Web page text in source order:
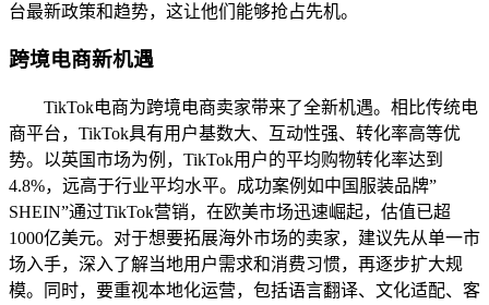
台最新政策和趋势，这让他们能够抢占先机。
跨境电商新机遇
TikTok电商为跨境电商卖家带来了全新机遇。相比传统电
商平台，TikTok具有用户基数大、互动性强、转化率高等优
势。以英国市场为例，TikTok用户的平均购物转化率达到
4.8%，远高于行业平均水平。成功案例如中国服装品牌”
SHEIN”通过TikTok营销，在欧美市场迅速崛起，估值已超
1000亿美元。对于想要拓展海外市场的卖家，建议先从单一市
场入手，深入了解当地用户需求和消费习惯，再逐步扩大规
模。同时，要重视本地化运营，包括语言翻译、文化适配、客